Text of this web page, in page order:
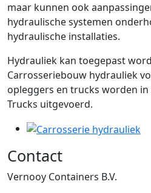
maar kunnen ook
hydraulische systemen
hydraulische installaties.
Hydrauliek kan toegepast
Carrosseriebouw hydrauliek
opleggers en trucks worden in
Trucks uitgevoerd.
Contact
Vernooy Containers B.V.